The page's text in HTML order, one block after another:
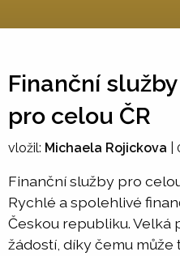
Finanční služby
pro celou ČR
vložil: Michaela Rojickova
Finanční služby pro
Rychlé a spolehlivé
Českou republiku.
žádostí, díky čemu